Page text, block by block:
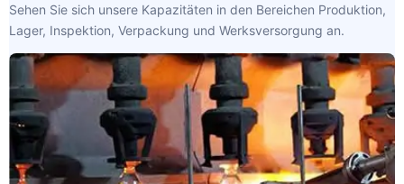
Sehen Sie sich unsere Kapazitäten in den Bereichen Produktion,
Lager, Inspektion, Verpackung und Werksversorgung an.